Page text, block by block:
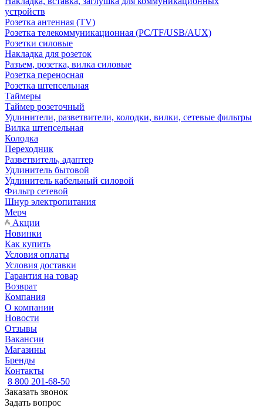
устройств
Розетка антенная (TV)
Розетка телекоммуникационная (PC/TF/USB/AUX)
Розетки силовые
Накладка для розеток
Разъем, розетка, вилка силовые
Розетка переносная
Розетка штепсельная
Таймеры
Таймер розеточный
Удлинители, разветвители, колодки, вилки, сетевые фильтры
Вилка штепсельная
Колодка
Переходник
Разветвитель, адаптер
Удлинитель бытовой
Удлинитель кабельный силовой
Фильтр сетевой
Шнур электропитания
Мерч
Акции
Новинки
Как купить
Условия оплаты
Условия доставки
Гарантия на товар
Возврат
Компания
О компании
Новости
Отзывы
Вакансии
Магазины
Бренды
Контакты
8 800 201-68-50
Заказать звонок
Задать вопрос